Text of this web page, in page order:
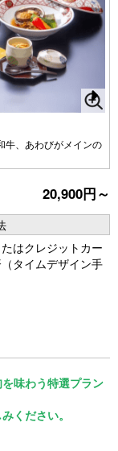
牛、あわびがメインの
N
e
xt
20,900円～
はクレジットカー
（タイムデザイン手
味わう特選プラン
ください。